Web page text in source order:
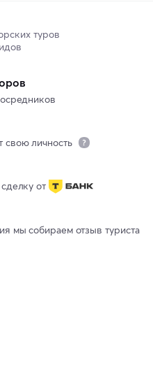
туров
личность
от
мы собираем отзыв туриста